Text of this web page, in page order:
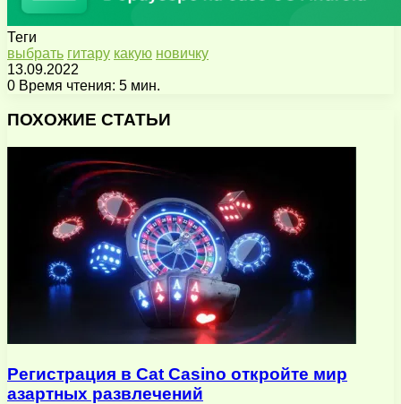
Теги
выбрать гитару какую новичку
13.09.2022
0 Время чтения: 5 мин.
через
почту
ПОХОЖИЕ СТАТЬИ
Регистрация в Cat Casino откройте мир
азартных развлечений